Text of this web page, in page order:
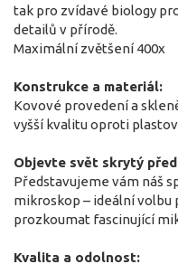
tak pro zvídavé biology
detailů v přírodě.
Maximální zvětšení 400x
Konstrukce a materiál:
Kovové provedení a
vyšší kvalitu oproti
Objevte svět skrytý
Představujeme vám náš
mikroskop – ideální volbu
prozkoumat fascinující
Kvalita a odolnost: